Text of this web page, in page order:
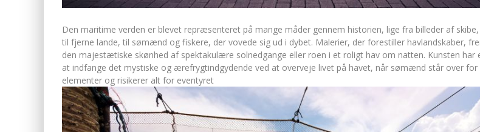
Den maritime verden er blevet repræsenteret på mange måder gennem historien, lige fra billeder af
til fjerne lande, til sømænd og fiskere, der vovede sig ud i dybet. Malerier, der forestiller havlandskaber,
den majestætiske skønhed af spektakulære solnedgange eller roen i et roligt hav om natten. Kunsten har
at indfange det mystiske og ærefrygtindgydende ved at overveje livet på havet, når sømænd står over for
elementer og risikerer alt for eventyret